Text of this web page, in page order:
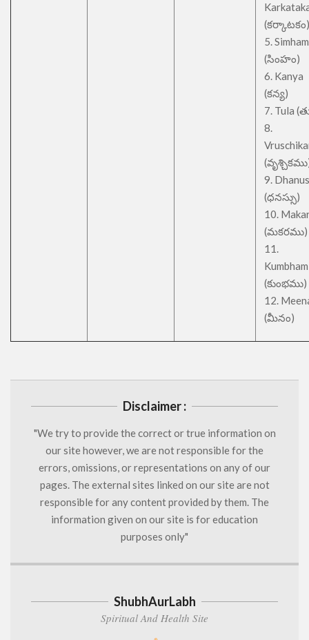
(కర్కాటకం)
5. Simham
(సింహం)
6. Kanya
(కన్య)
7. Tula
8.
9.
(ధనస్సు)
10.
(మకరము)
11.
Kumbham
(కుంభము)
12.
(మీనం)
Disclaimer :
"We try to provide the correct or true information on
our site however, we are not responsible for the
errors, omissions, or representations on any of our
pages. The external sites linked on our site are not
responsible for any content provided by them. The
information given on our site is for education
purposes only"
ShubhAurLabh
Spiritual And Health Site